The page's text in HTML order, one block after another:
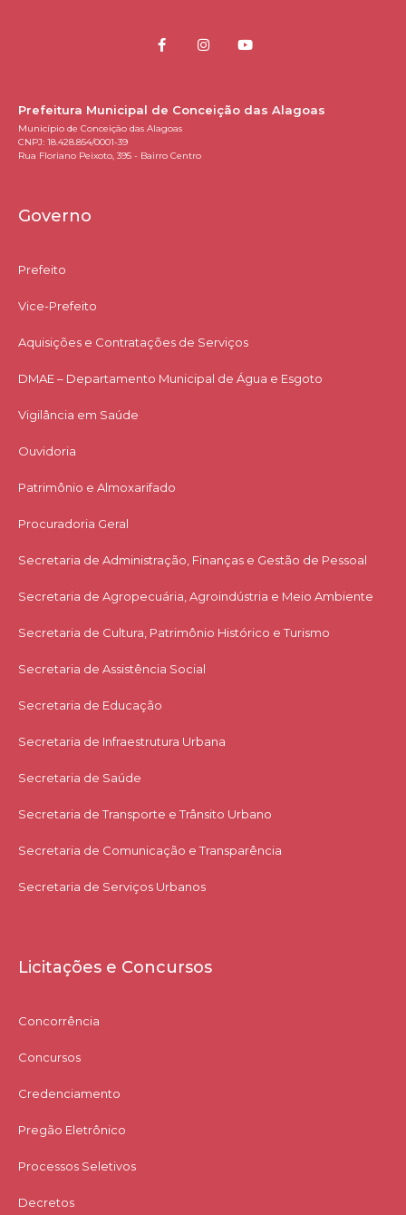
Prefeitura Municipal de Conceição das Alagoas
Município de Conceição das Alagoas
CNPJ: 18.428.854/0001-39
Rua Floriano Peixoto, 395 - Bairro Centro
Governo
Prefeito
Vice-Prefeito
Aquisições e Contratações de Serviços​
DMAE – Departamento Municipal de Água e Esgoto
Vigilância em Saúde
Ouvidoria
Patrimônio e Almoxarifado
Procuradoria Geral
Secretaria de Administração, Finanças e Gestão de Pessoal
Secretaria de Agropecuária, Agroindústria e Meio Ambiente
Secretaria de Cultura, Patrimônio Histórico e Turismo
Secretaria de Assistência Social
Secretaria de Educação
Secretaria de Infraestrutura Urbana
Secretaria de Saúde
Secretaria de Transporte e Trânsito Urbano
Secretaria de Comunicação e Transparência
Secretaria de Serviços Urbanos
Licitações e Concursos
Concorrência
Concursos
Credenciamento
Pregão Eletrônico
Processos Seletivos
Decretos